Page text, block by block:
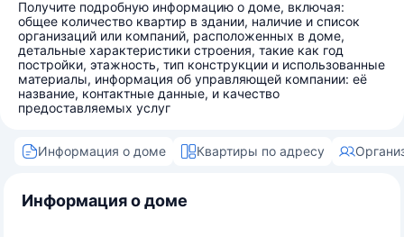
Получите подробную информацию о доме, включая:
общее количество квартир в здании, наличие и список
организаций или компаний, расположенных в доме,
детальные характеристики строения, такие как год
постройки, этажность, тип конструкции и использованные
материалы, информация об управляющей компании: её
название, контактные данные, и качество
предоставляемых услуг
Информация о доме Квартиры по адресу
Информация о доме